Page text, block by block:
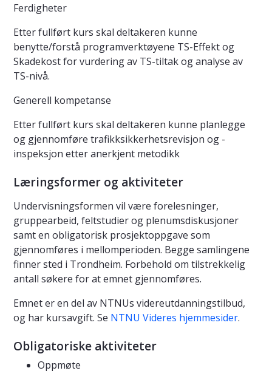
Ferdigheter
Etter fullført kurs skal deltakeren kunne
benytte/forstå programverktøyene TS-Effekt og
Skadekost for vurdering av TS-tiltak og analyse av
TS-nivå.
Generell kompetanse
Etter fullført kurs skal deltakeren kunne planlegge
og gjennomføre trafikksikkerhetsrevisjon og -
inspeksjon etter anerkjent metodikk
Læringsformer og aktiviteter
Undervisningsformen vil være forelesninger,
gruppearbeid, feltstudier og plenumsdiskusjoner
samt en obligatorisk prosjektoppgave som
gjennomføres i mellomperioden. Begge samlingene
finner sted i Trondheim. Forbehold om tilstrekkelig
antall søkere for at emnet gjennomføres.
Emnet er en del av NTNUs videreutdanningstilbud,
og har kursavgift. Se NTNU Videres hjemmesider.
Obligatoriske aktiviteter
Oppmøte